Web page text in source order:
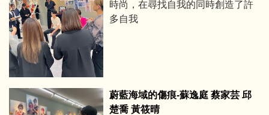
時尚，在尋找自我的同時創造了許
多自我
蔚藍海域的傷痕-蘇逸庭 蔡家芸 邱
楚喬 黃筱晴